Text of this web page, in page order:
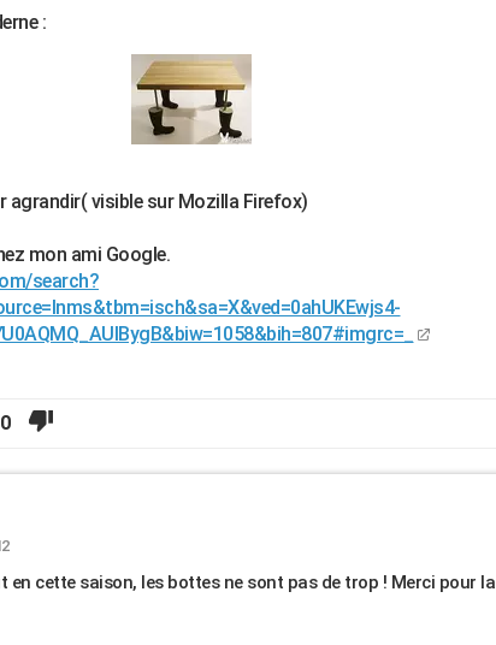
:
agrandir( visible sur Mozilla Firefox)
mon ami Google.
search?
0
en cette saison, les bottes ne sont pas de trop ! Merci pour la